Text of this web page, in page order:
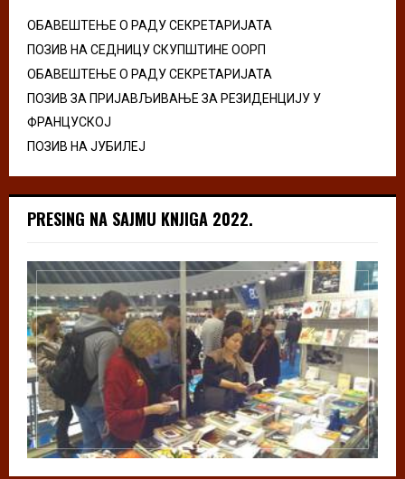
ОБАВЕШТЕЊЕ О РАДУ СЕКРЕТАРИЈАТА
ПОЗИВ НА СЕДНИЦУ СКУПШТИНЕ ООРП
ОБАВЕШТЕЊЕ О РАДУ СЕКРЕТАРИЈАТА
ПОЗИВ ЗА ПРИЈАВЉИВАЊЕ ЗА РЕЗИДЕНЦИЈУ У
ФРАНЦУСКОЈ
ПОЗИВ НА ЈУБИЛЕЈ
PRESING NA SAJMU KNJIGA 2022.